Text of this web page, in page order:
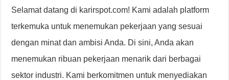
Selamat datang di karirspot.com! Kami adalah platform
terkemuka untuk menemukan pekerjaan yang sesuai
dengan minat dan ambisi Anda. Di sini, Anda akan
menemukan ribuan pekerjaan menarik dari berbagai
sektor industri. Kami berkomitmen untuk menyediakan